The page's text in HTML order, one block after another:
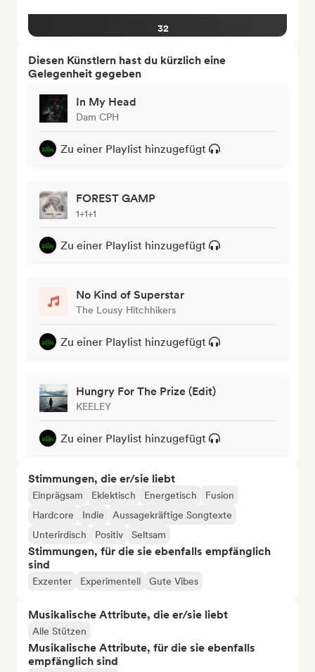
32
Diesen Künstlern hast du kürzlich eine
Gelegenheit gegeben
In My Head
Dam CPH
Zu einer Playlist hinzugefügt
FOREST GAMP
1+1+1
Zu einer Playlist hinzugefügt
No Kind of Superstar
The Lousy Hitchhikers
Zu einer Playlist hinzugefügt
Hungry For The Prize (Edit)
KEELEY
Zu einer Playlist hinzugefügt
Stimmungen, die er/sie liebt
Einprägsam Eklektisch Energetisch
Fusion
Hardcore
Indie
Aussagekräftige Songtexte
Unterirdisch
Positiv Seltsam
Stimmungen, für die sie ebenfalls empfänglich
sind
Exzenter Experimentell Gute Vibes
Musikalische Attribute, die er/sie liebt
Alle Stützen
Musikalische Attribute, für die sie ebenfalls
empfänglich sind